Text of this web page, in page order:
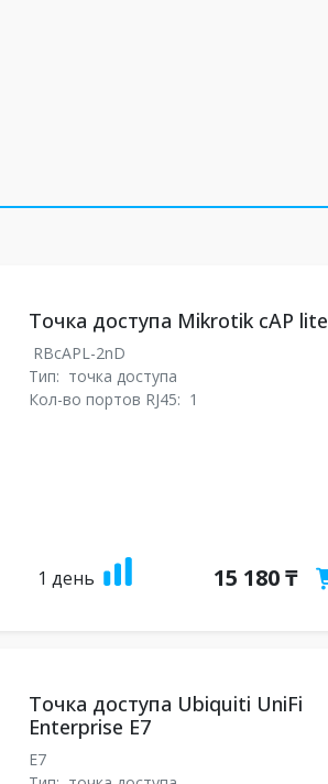
Точка доступа Mikrotik cAP lite
RBcAPL-2nD
Тип: точка доступа
Кол-во портов RJ45: 1
1 день 15 180 ₸
Точка доступа Ubiquiti UniFi
Enterprise E7
E7